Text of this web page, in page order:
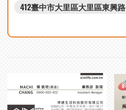
412臺中市大里區大里區東興路